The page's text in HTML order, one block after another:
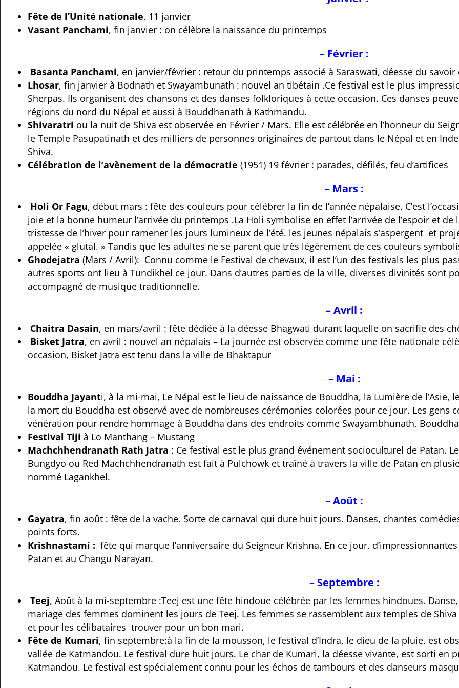
Fête de l’Unité nationale, 11 janvier
Vasant Panchami, fin janvier : on célèbre la naissance du printemps
– Février :
Basanta Panchami, en janvier/février : retour du printemps associé à Saraswati, déesse du savoir
Lhosar, fin janvier à Bodnath et Swayambunath : nouvel an tibétain .Ce festival est le plus
Sherpas. Ils organisent des chansons et des danses folkloriques à cette occasion. Ces danses
régions du nord du Népal et aussi à Bouddhanath à Kathmandu.
Shivaratri ou la nuit de Shiva est observée en Février / Mars. Elle est célébrée en l’honneur du
le Temple Pasupatinath et des milliers de personnes originaires de partout dans le Népal et en
Shiva.
Célébration de l’avènement de la démocratie (1951) 19 février : parades, défilés, feu d’artifices
– Mars :
Holi Or Fagu, début mars : fête des couleurs pour célébrer la fin de l’année népalaise. C’est
joie et la bonne humeur l’arrivée du printemps .La Holi symbolise en effet l’arrivée de l’espoir et
tristesse de l’hiver pour ramener les jours lumineux de l’été. les jeunes népalais s’aspergent et
appelée « glutal. » Tandis que les adultes ne se parent que très légèrement de ces couleurs
Ghodejatra (Mars / Avril): Connu comme le Festival de chevaux, il est l’un des festivals les plus
autres sports ont lieu à Tundikhel ce jour. Dans d’autres parties de la ville, diverses divinités sont
accompagné de musique traditionnelle.
– Avril :
Chaitra Dasain, en mars/avril : fête dédiée à la déesse Bhagwati durant laquelle on sacrifie des
Bisket Jatra, en avril : nouvel an népalais – La journée est observée comme une fête nationale
occasion, Bisket Jatra est tenu dans la ville de Bhaktapur
– Mai :
Bouddha Jayanti, à la mi-mai, Le Népal est le lieu de naissance de Bouddha, la Lumière de
la mort du Bouddha est observé avec de nombreuses cérémonies colorées pour ce jour. Les gens
vénération pour rendre hommage à Bouddha dans des endroits comme Swayambhunath,
Festival Tiji à Lo Manthang – Mustang
Machchhendranath Rath Jatra : Ce festival est le plus grand événement socioculturel de Patan.
Bungdyo ou Red Machchhendranath est fait à Pulchowk et traîné à travers la ville de Patan en
nommé Lagankhel.
– Août :
Gayatra, fin août : fête de la vache. Sorte de carnaval qui dure huit jours. Danses, chantes
points forts.
Krishnastami : fête qui marque l’anniversaire du Seigneur Krishna. En ce jour,
Patan et au Changu Narayan.
– Septembre :
Teej, Août à la mi-septembre :Teej est une fête hindoue célébrée par les femmes hindoues.
mariage des femmes dominent les jours de Teej. Les femmes se rassemblent aux temples de
et pour les célibataires trouver pour un bon mari.
Fête de Kumari, fin septembre:à la fin de la mousson, le festival d’Indra, le dieu de la pluie, est
vallée de Katmandou. Le festival dure huit jours. Le char de Kumari, la déesse vivante, est sorti en
Katmandou. Le festival est spécialement connu pour les échos de tambours et des danseurs